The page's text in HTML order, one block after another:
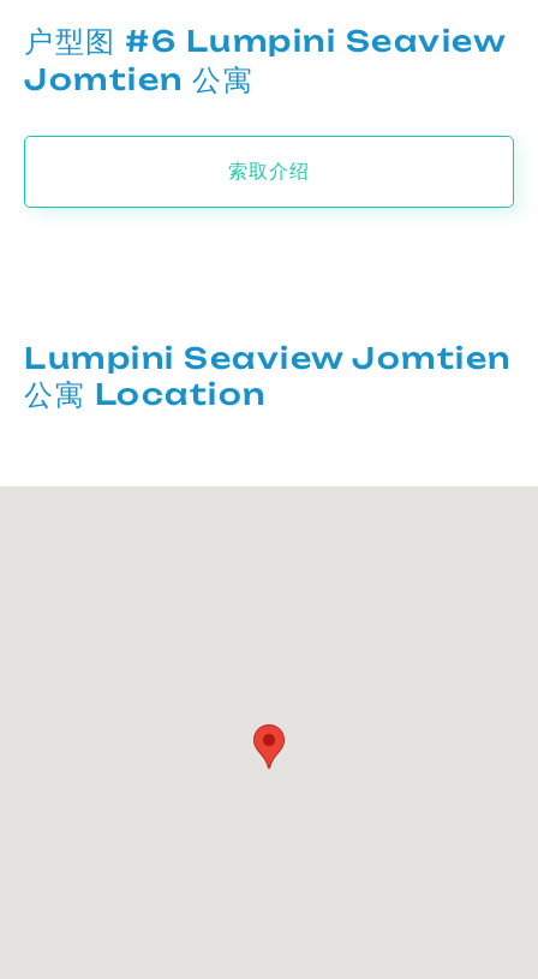
户型图 #6 Lumpini Seaview
Jomtien 公寓
索取介绍
Lumpini Seaview Jomtien
公寓 Location